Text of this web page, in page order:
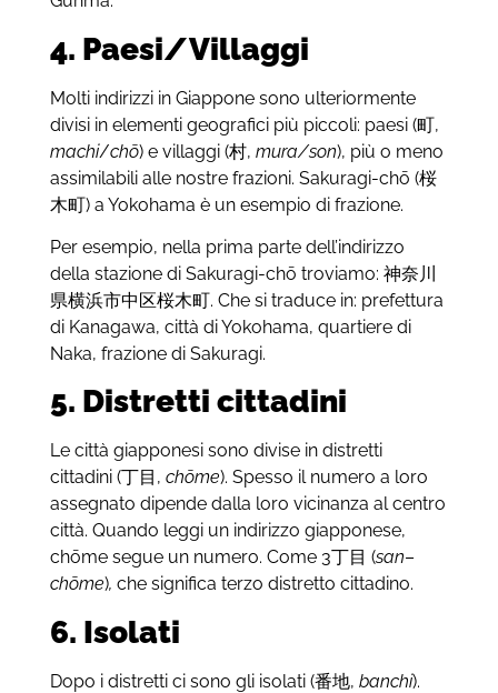
4. Paesi/Villaggi
Molti indirizzi in Giappone sono ulteriormente
divisi in elementi geografici più piccoli: paesi (町,
machi/chō) e villaggi (村, mura/son), più o meno
assimilabili alle nostre frazioni. Sakuragi-chō (桜
木町) a Yokohama è un esempio di frazione.
Per esempio, nella prima parte dell’indirizzo
della stazione di Sakuragi-chō troviamo: 神奈川
県横浜市中区桜木町. Che si traduce in: prefettura
di Kanagawa, città di Yokohama, quartiere di
Naka, frazione di Sakuragi.
5. Distretti cittadini
Le città giapponesi sono divise in distretti
cittadini (丁目 , chōme). Spesso il numero a loro
assegnato dipende dalla loro vicinanza al centro
città. Quando leggi un indirizzo giapponese,
chōme segue un numero. Come 3丁目 (san–
chōme), che significa terzo distretto cittadino.
6. Isolati
Dopo i distretti ci sono gli isolati (番地, banchi).